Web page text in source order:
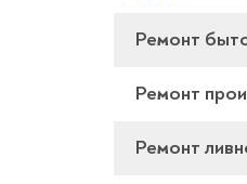
Ремонт
Ремонт
Ремонт